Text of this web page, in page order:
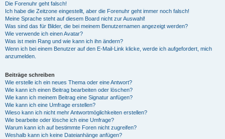
Die Forenuhr geht falsch!
Ich habe die Zeitzone eingestellt, aber die Forenuhr geht immer noch falsch!
Meine Sprache steht auf diesem Board nicht zur Auswahl!
Was sind das für Bilder, die bei meinem Benutzernamen angezeigt werden?
Wie verwende ich einen Avatar?
Was ist mein Rang und wie kann ich ihn ändern?
Wenn ich bei einem Benutzer auf den E-Mail-Link klicke, werde ich aufgefordert, mich
anzumelden.
Beiträge schreiben
Wie erstelle ich ein neues Thema oder eine Antwort?
Wie kann ich einen Beitrag bearbeiten oder löschen?
Wie kann ich meinem Beitrag eine Signatur anfügen?
Wie kann ich eine Umfrage erstellen?
Wieso kann ich nicht mehr Antwortmöglichkeiten erstellen?
Wie bearbeite oder lösche ich eine Umfrage?
Warum kann ich auf bestimmte Foren nicht zugreifen?
Weshalb kann ich keine Dateianhänge anfügen?